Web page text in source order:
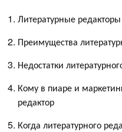
Литературные
Преимущества
Недостатки
Кому в пиаре и
редактор
Когда литературного